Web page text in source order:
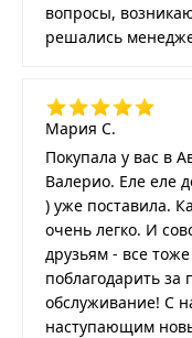
вопросы,
решались
Мария С.
Покупала у вас в
Валерио. Еле еле
) уже поставила.
очень легко. И
друзьям - все
поблагодарить
обслуживание! С
наступающим